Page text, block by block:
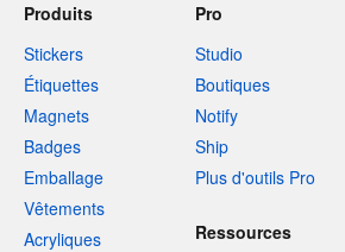
Produits
Stickers
Étiquettes
Magnets
Badges
Emballage
Vêtements
Acryliques
Pro
Studio
Boutiques
Notify
Ship
Plus d'outils Pro
Ressources